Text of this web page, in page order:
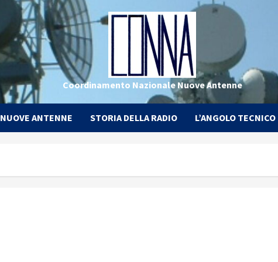
Coordinamento Nazionale Nuove Antenne
NUOVE ANTENNE STORIA DELLA RADIO L’ANGOLO TECNICO